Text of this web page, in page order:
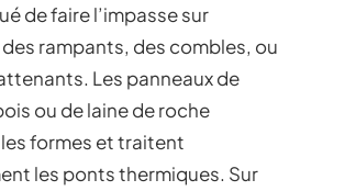
de faire l’impasse sur
rampants, des combles, ou
Les panneaux de
ou de laine de roche
formes et traitent
les ponts thermiques. Sur